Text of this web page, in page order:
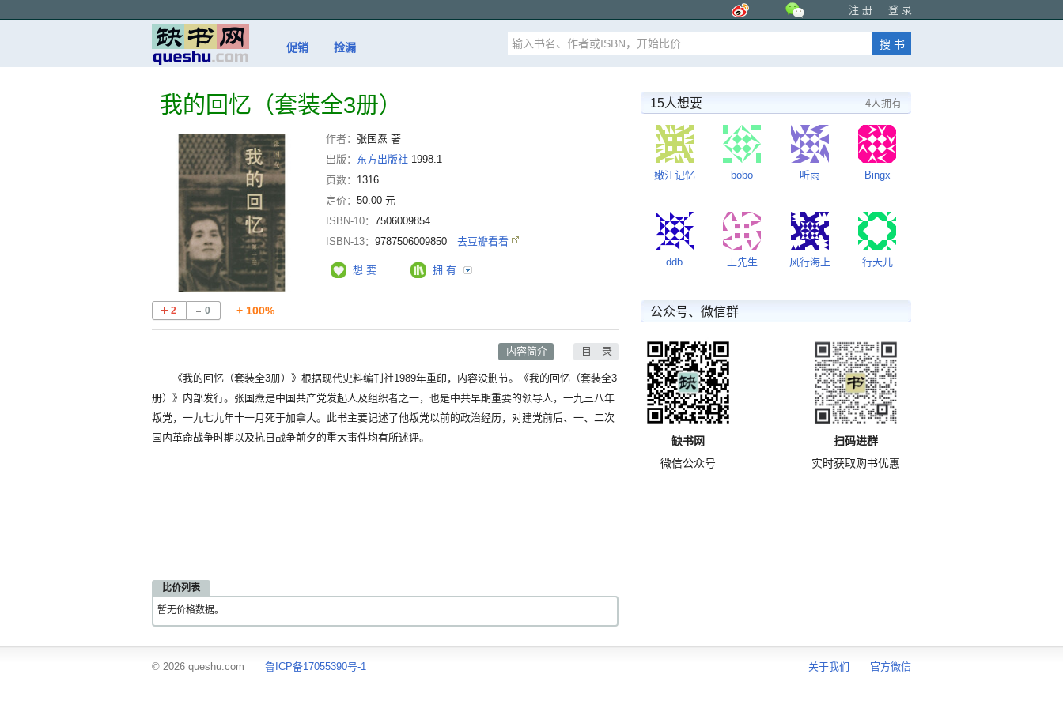
注 册 登 录
促销 捡漏
我的回忆（套装全3册）
作者： 张国焘 著
出版： 东方出版社 1998.1
页数： 1316
定价： 50.00 元
ISBN-10： 7506009854
ISBN-13： 9787506009850 去豆瓣看看
想 要 拥 有
2 0 + 100%
目 录
内容简介
《我的回忆（套装全3册）》根据现代史料编刊社1989年重印，内容没删节。《我的回忆（套装全3
册）》内部发行。张国焘是中国共产党发起人及组织者之一，也是中共早期重要的领导人，一九三八年
叛党，一九七九年十一月死于加拿大。此书主要记述了他叛党以前的政治经历，对建党前后、一、二次
国内革命战争时期以及抗日战争前夕的重大事件均有所述评。
比价列表
暂无价格数据。
15人想要 4人拥有
嫩江记忆 bobo 听雨 Bingx
ddb 王先生 风行海上 行天儿
公众号、微信群
缺书网
微信公众号
扫码进群
实时获取购书优惠
© 2026 queshu.com 鲁ICP备17055390号-1 关于我们 官方微信